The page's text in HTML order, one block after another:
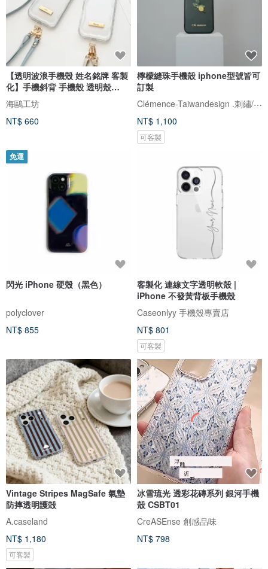
【透明波浪手機殼 姓名銘牌 客製
化】手機斜背 手機殼 透明殼
iPhone 附掛繩孔 OS50U
海鷗工坊
NT$ 660
檸檬縫珠手機殼 iphone型號皆可
訂製
Clémence-Taiwandesign .刺繡/繡珠
NT$ 1,100
可客製
免運
閃光 iPhone 硬殼（黑色）
polyclover
NT$ 855
客製化 連線文字透明軟殼 |
iPhone 不發黃背板手機殼
Caseonlyy 手機殼專賣店
NT$ 801
可客製
Vintage Stripes MagSafe 氣墊
防摔透明護殻
A.caseland
NT$ 1,180
可客製
冰雪琉光 透彩花磚系列 銀河手機
殼 CSBT01
CreASEnse 創感品味
NT$ 798